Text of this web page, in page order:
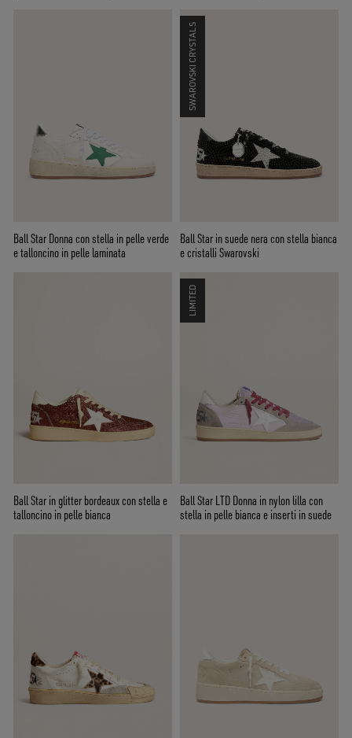
Ball Star Donna con stella in pelle verde
e talloncino in pelle laminata
SWAROVSKI CRYSTALS
Ball Star in suede nera con stella bianca
e cristalli Swarovski
Ball Star in glitter bordeaux con stella e
talloncino in pelle bianca
LIMITED
Ball Star LTD Donna in nylon lilla con
stella in pelle bianca e inserti in suede